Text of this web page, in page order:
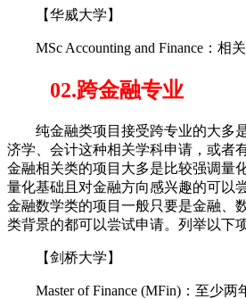
【华威大学】
MSc Accounting and Finance：相关
02.跨金融专业
纯金融类项目接受跨专业的大多
济学、会计这种相关学科申请，或者
金融相关类的项目大多是比较强调量
量化基础且对金融方向感兴趣的可以
金融数学类的项目一般只要是金融、
类背景的都可以尝试申请。列举以下
【剑桥大学】
Master of Finance (MFin)：至少两